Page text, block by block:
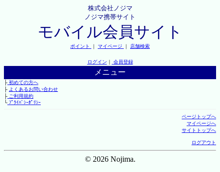
株式会社ノジマ
ノジマ携帯サイト
モバイル会員サイト
ポイント ｜ マイページ ｜ 店舗検索
ログイン ｜ 会員登録
メニュー
├初めての方へ
├ よくあるお問い合わせ
├ご利用規約
└ﾌﾟﾗｲﾊﾞｼｰﾎﾟﾘｼｰ
ページトップへ
マイページへ
サイトトップへ
ログアウト
© 2026 Nojima.